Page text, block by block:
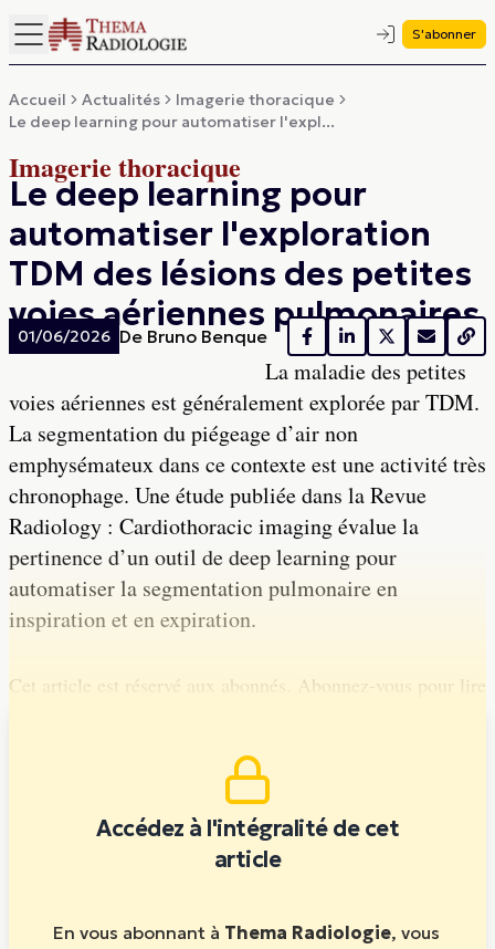
S'abonner
Accueil Actualités
Imagerie thoracique
Le deep learning pour automatiser l'expl...
Imagerie thoracique
Le deep learning pour
automatiser l'exploration
TDM des lésions des petites
voies aériennes pulmonaires
01/06/2026 De Bruno Benque
La maladie des petites
voies aériennes est généralement explorée par TDM.
La segmentation du piégeage d’air non
emphysémateux dans ce contexte est une activité très
chronophage. Une étude publiée dans la Revue
Radiology : Cardiothoracic imaging évalue la
pertinence d’un outil de deep learning pour
automatiser la segmentation pulmonaire en
inspiration et en expiration.
Cet article est réservé aux abonnés. Abonnez-vous pour lire
Accédez à l'intégralité de cet
article
En vous abonnant à Thema Radiologie, vous